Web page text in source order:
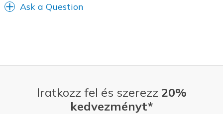
Ask a Question
Iratkozz fel és szerezz 20%
kedvezményt*